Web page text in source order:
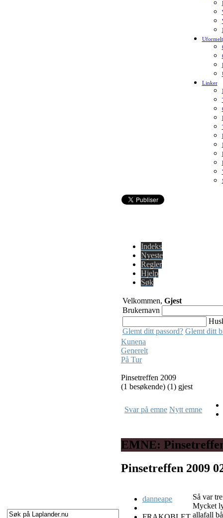
Uformelt
Linker
Indeks
Nyeste
Regler
Hjelp
Søk
Velkommen, Gjest
Brukernavn
Glemt ditt passord? Glemt ditt
Kunena
Generelt
På Tur
Pinsetreffen 2009
(1 besøkende) (1) gjest
Svar på emne Nytt emne
EMNE:
Pinsetreffen 2009
danneape
Så var
Mycket
allafall